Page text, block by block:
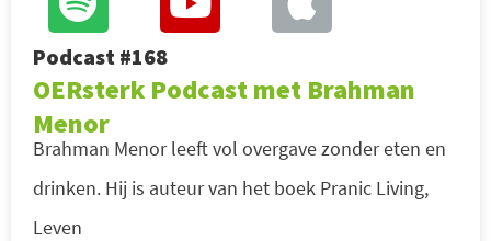
Podcast #168
OERsterk Podcast met Brahman
Menor
Brahman Menor leeft vol overgave zonder eten en
drinken. Hij is auteur van het boek Pranic Living,
Leven